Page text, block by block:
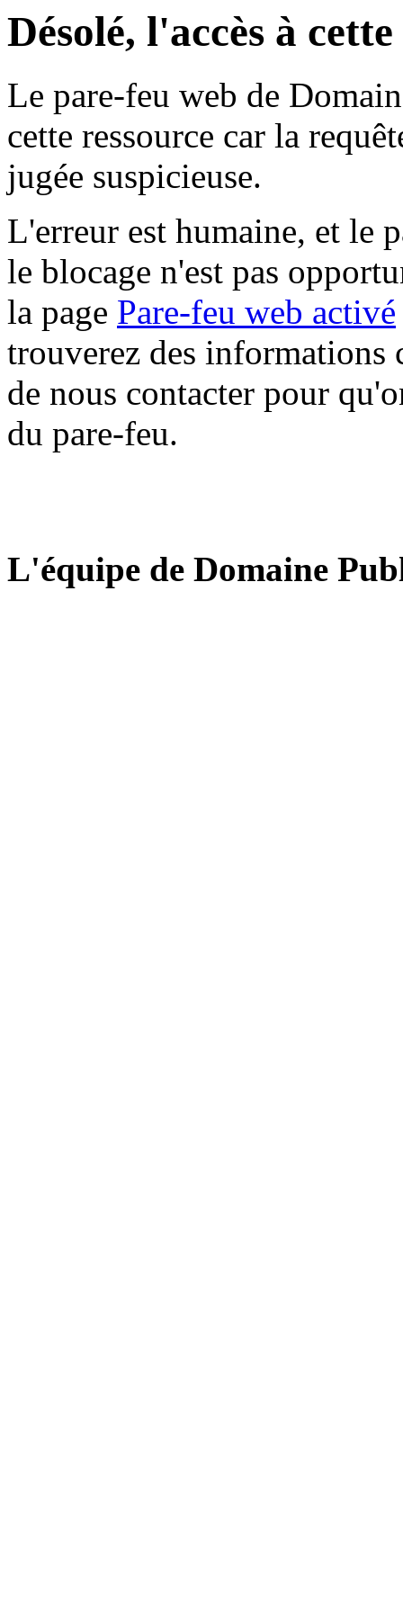
Désolé, l'accès à
Le pare-feu web de
cette ressource car la
jugée suspicieuse.
L'erreur est humaine, et le
le blocage n'est pas
la page Pare-feu web activé
trouverez des informations
de nous contacter pour
du pare-feu.
L'équipe de Domaine